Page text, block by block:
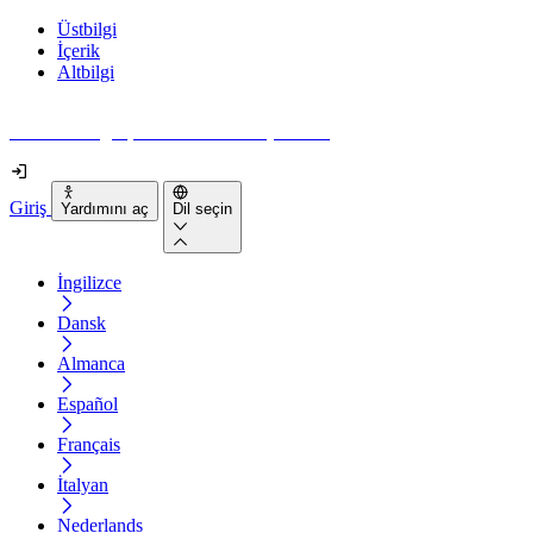
Üstbilgi
İçerik
Altbilgi
Giriş Yardımını aç Dil seçin
İngilizce
Dansk
Almanca
Español
Français
İtalyan
Nederlands